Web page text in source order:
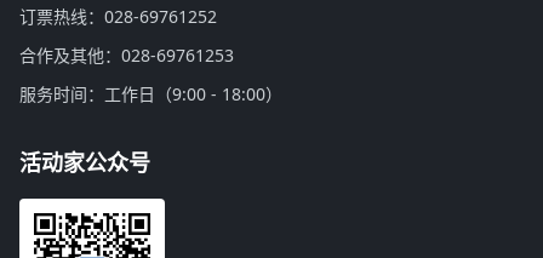
订票热线：028-69761252
合作及其他：028-69761253
服务时间：工作日（9:00 - 18:00）
活动家公众号